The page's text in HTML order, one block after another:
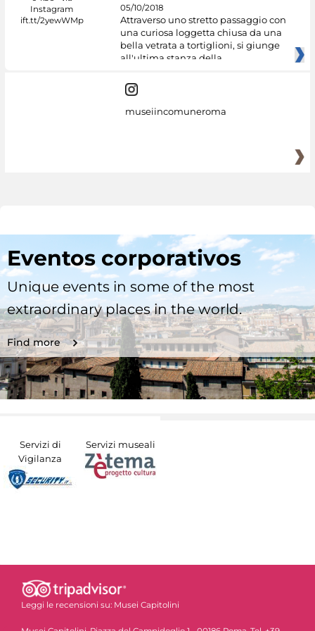
05/10/2018
Attraverso uno stretto passaggio con
una curiosa loggetta chiusa da una
bella vetrata a tortiglioni, si giunge
all'ultima stanza della
museiincomuneroma
Eventos corporativos
Unique events in some of the most
extraordinary places in the world.
Find more
Servizi di
Vigilanza
Servizi museali
Leggi le recensioni su: Musei Capitolini